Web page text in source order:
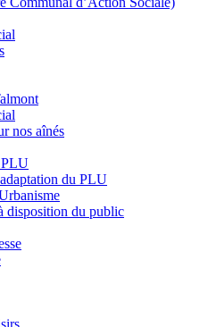
nos aînés
PLU
du PLU
disposition du public